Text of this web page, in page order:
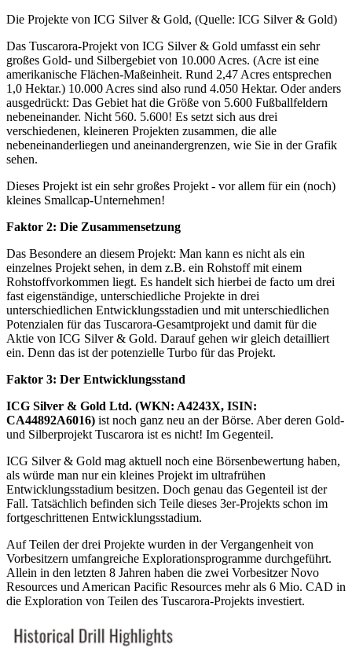
Die Projekte von ICG Silver & Gold, (Quelle: ICG Silver & Gold)
Das Tuscarora-Projekt von ICG Silver & Gold umfasst ein sehr
großes Gold- und Silbergebiet von 10.000 Acres. (Acre ist eine
amerikanische Flächen-Maßeinheit. Rund 2,47 Acres entsprechen
1,0 Hektar.) 10.000 Acres sind also rund 4.050 Hektar. Oder anders
ausgedrückt: Das Gebiet hat die Größe von 5.600 Fußballfeldern
nebeneinander. Nicht 560. 5.600! Es setzt sich aus drei
verschiedenen, kleineren Projekten zusammen, die alle
nebeneinanderliegen und aneinandergrenzen, wie Sie in der Grafik
sehen.
Dieses Projekt ist ein sehr großes Projekt - vor allem für ein (noch)
kleines Smallcap-Unternehmen!
Faktor 2: Die Zusammensetzung
Das Besondere an diesem Projekt: Man kann es nicht als ein
einzelnes Projekt sehen, in dem z.B. ein Rohstoff mit einem
Rohstoffvorkommen liegt. Es handelt sich hierbei de facto um drei
fast eigenständige, unterschiedliche Projekte in drei
unterschiedlichen Entwicklungsstadien und mit unterschiedlichen
Potenzialen für das Tuscarora-Gesamtprojekt und damit für die
Aktie von ICG Silver & Gold. Darauf gehen wir gleich detailliert
ein. Denn das ist der potenzielle Turbo für das Projekt.
Faktor 3: Der Entwicklungsstand
ICG Silver & Gold Ltd. (WKN: A4243X, ISIN:
CA44892A6016) ist noch ganz neu an der Börse. Aber deren Gold-
und Silberprojekt Tuscarora ist es nicht! Im Gegenteil.
ICG Silver & Gold mag aktuell noch eine Börsenbewertung haben,
als würde man nur ein kleines Projekt im ultrafrühen
Entwicklungsstadium besitzen. Doch genau das Gegenteil ist der
Fall. Tatsächlich befinden sich Teile dieses 3er-Projekts schon im
fortgeschrittenen Entwicklungsstadium.
Auf Teilen der drei Projekte wurden in der Vergangenheit von
Vorbesitzern umfangreiche Explorationsprogramme durchgeführt.
Allein in den letzten 8 Jahren haben die zwei Vorbesitzer Novo
Resources und American Pacific Resources mehr als 6 Mio. CAD in
die Exploration von Teilen des Tuscarora-Projekts investiert.